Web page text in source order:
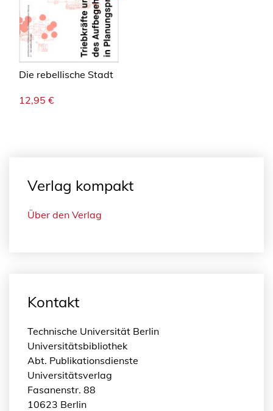
Die rebellische Stadt
12,95 €
Verlag kompakt
Über den Verlag
Kontakt
Technische Universität Berlin
Universitätsbibliothek
Abt. Publikationsdienste
Universitätsverlag
Fasanenstr. 88
10623 Berlin